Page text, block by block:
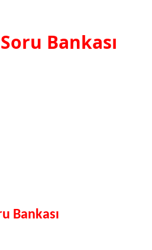
Bankası
Bankası